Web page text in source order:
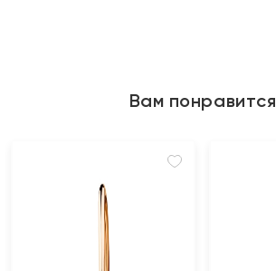
Вам понравится